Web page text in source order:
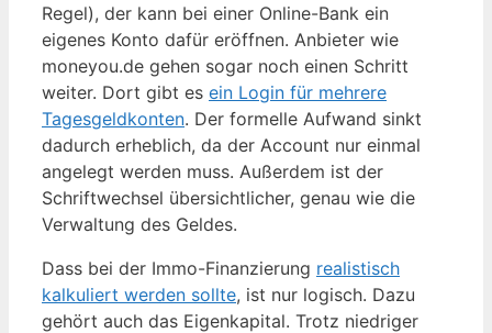
Regel), der kann bei einer Online-Bank ein
eigenes Konto dafür eröffnen. Anbieter wie
moneyou.de gehen sogar noch einen Schritt
weiter. Dort gibt es ein Login für mehrere
Tagesgeldkonten. Der formelle Aufwand sinkt
dadurch erheblich, da der Account nur einmal
angelegt werden muss. Außerdem ist der
Schriftwechsel übersichtlicher, genau wie die
Verwaltung des Geldes.
Dass bei der Immo-Finanzierung realistisch
kalkuliert werden sollte, ist nur logisch. Dazu
gehört auch das Eigenkapital. Trotz niedriger